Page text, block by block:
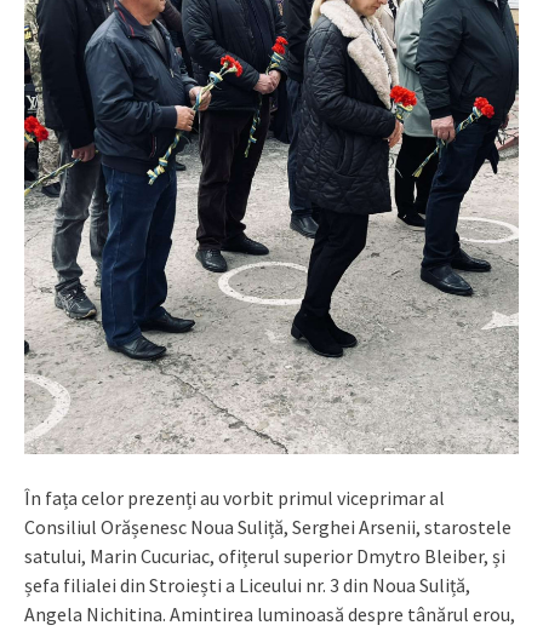
În fața celor prezenți au vorbit primul viceprimar al
Consiliul Orășenesc Noua Suliță, Serghei Arsenii, starostele
satului, Marin Cucuriac, ofițerul superior Dmytro Bleiber, și
șefa filialei din Stroiești a Liceului nr. 3 din Noua Suliță,
Angela Nichitina. Amintirea luminoasă despre tânărul erou,